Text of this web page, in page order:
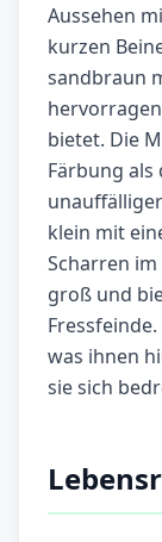
Aussehen
kurzen
sandbraun
bietet. Die
Färbung als
klein mit
Scharren
groß und
was ihnen
sie sich